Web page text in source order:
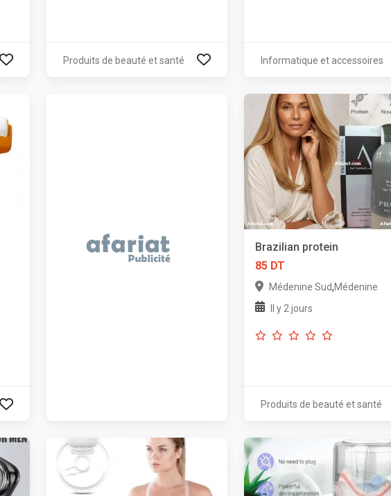
Produits de beauté et santé Informatique et accessoires
Brazilian protein
85 DT
Médenine Sud,Médenine
Il y 2 jours
Produits de beauté et santé